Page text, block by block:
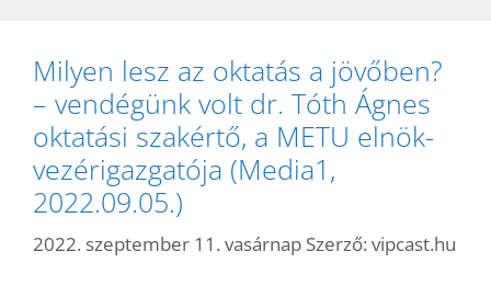
Milyen lesz az oktatás a jövőben?
– vendégünk volt dr. Tóth Ágnes
oktatási szakértő, a METU elnök-
vezérigazgatója (Media1,
2022.09.05.)
2022. szeptember 11. vasárnap Szerző: vipcast.hu